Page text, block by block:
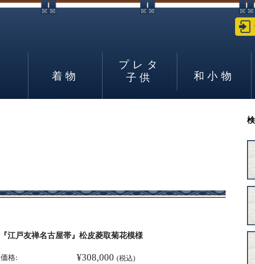
着物
プレタ
子供
和小物
『江戸友禅名古屋帯』松皮菱取菊花模様
価格: ¥308,000 (税込)